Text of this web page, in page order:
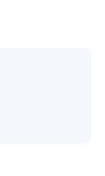
элементов